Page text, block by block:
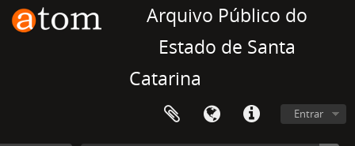
Arquivo Público do
Estado de Santa
Catarina
Entrar